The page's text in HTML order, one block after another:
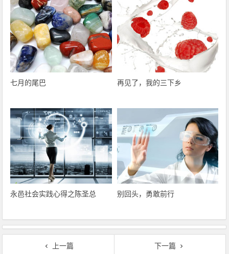
七月的尾巴 再见了，我的三下乡
永邑社会实践心得之陈圣总 别回头，勇敢前行
上一篇
下一篇